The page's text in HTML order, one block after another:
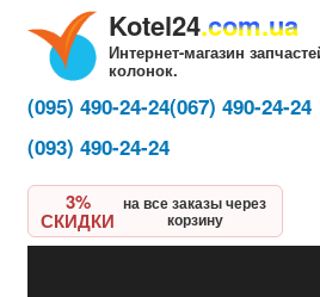
Kotel24.com.ua
Интернет-магазин
колонок.
3%
СКИДКИ
на все заказы через
корзину
(095) 490-24-24(067) 490-24-24
(093) 490-24-24